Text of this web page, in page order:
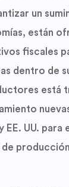
un
están
fiscales
dentro de
está
EE. UU. para